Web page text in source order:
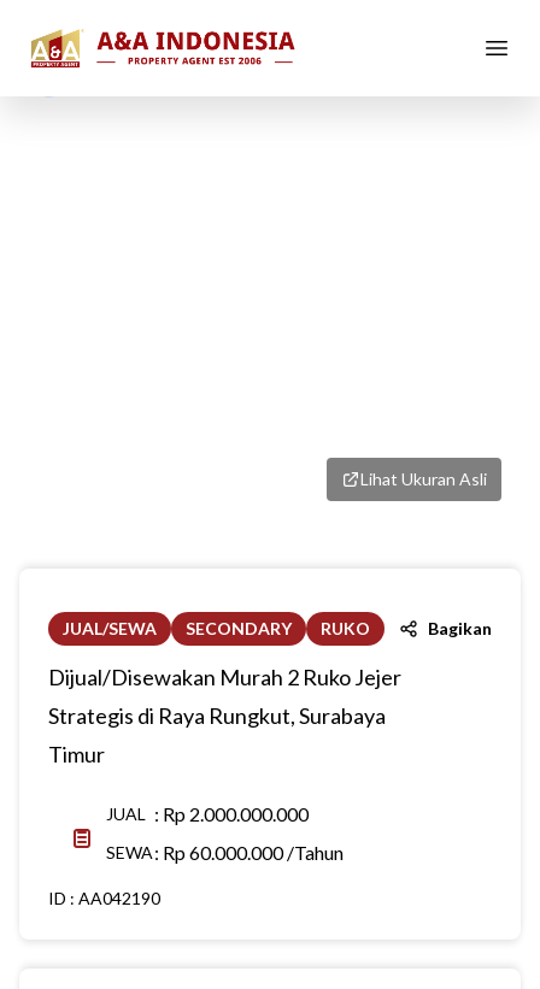
Lihat Ukuran Asli
JUAL/SEWA SECONDARY RUKO Bagikan
Dijual/Disewakan Murah 2 Ruko Jejer
Strategis di Raya Rungkut, Surabaya
Timur
JUAL : Rp 2.000.000.000
SEWA: Rp 60.000.000 /Tahun
ID : AA042190